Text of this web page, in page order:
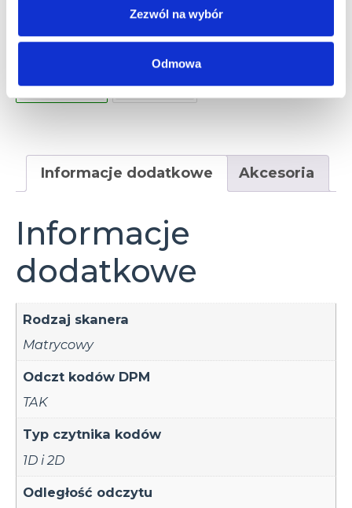
Zezwól na wybór
Odmowa
RS232/Ethernet/Profinet/USB
1.3 Mpix
2 Mpix
Informacje dodatkowe Akcesoria
Informacje
dodatkowe
Rodzaj skanera
Matrycowy
Odczt kodów DPM
TAK
Typ czytnika kodów
1D i 2D
Odległość odczytu